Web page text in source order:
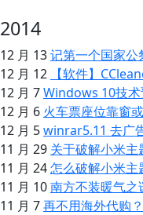
2014
12 月 13记第一个国家公
12 月 12
【软件】
12 月 7Windows 10技
12 月 6 火车票座位靠窗
12 月 5winrar5.11 去广
11 月 29 关于破解小米主
11 月 24怎么破解小米主
11 月 10南方不装暖气之
11 月 7再不用海外代购